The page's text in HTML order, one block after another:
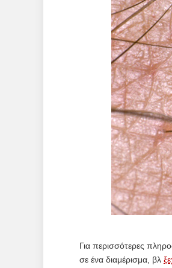
Για περισσότερες
σε ένα διαμέρισμα, βλ